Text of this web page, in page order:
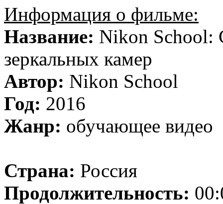
Информация о фильме:
Название: Nikon School:
зеркальных камер
Автор: Nikon School
Год: 2016
Жанр: обучающее видео
Страна: Россия
Продолжительность: